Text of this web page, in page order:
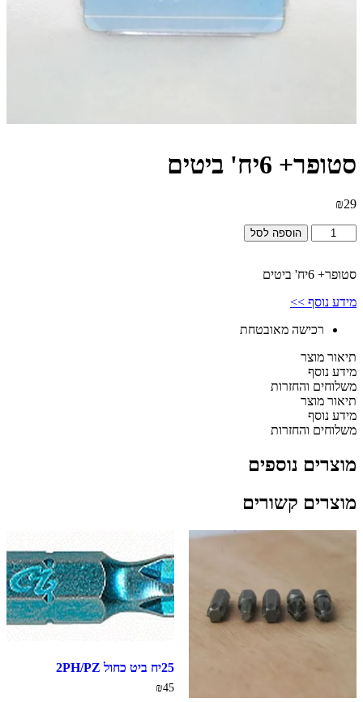
סטופר+ 6יח' ביטים
₪29
כמות
של
6יח'
הוספה לסל
סטופר+ 6יח' ביטים
מידע נוסף >>
רכישה מאובטחת
תיאור מוצר
מידע נוסף
משלוחים והחזרות
תיאור מוצר
מידע נוסף
משלוחים והחזרות
מוצרים נוספים
מוצרים קשורים
25יח ביט כחול 2PH/PZ
₪45